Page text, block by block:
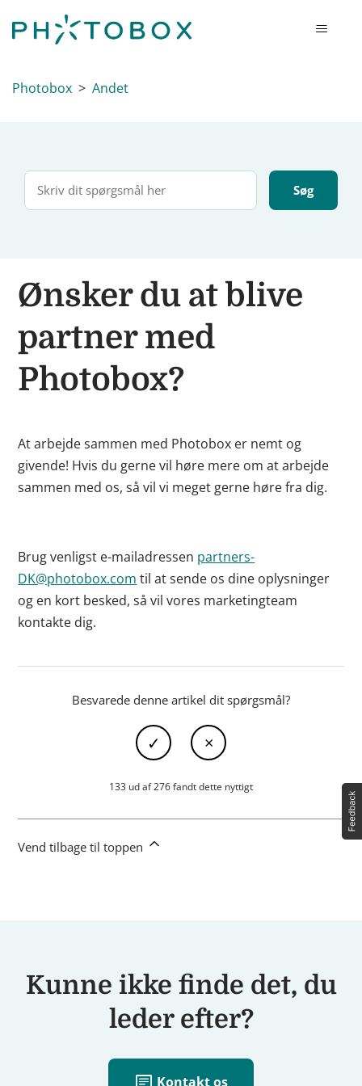
Photobox Andet
Ønsker du at blive
partner med
Photobox?
At arbejde sammen med Photobox er nemt og
givende! Hvis du gerne vil høre mere om at arbejde
sammen med os, så vil vi meget gerne høre fra dig.
Brug venligst e-mailadressen partners-
DK@photobox.com til at sende os dine oplysninger
og en kort besked, så vil vores marketingteam
kontakte dig.
Besvarede denne artikel dit spørgsmål?
133 ud af 276 fandt dette nyttigt
Vend tilbage til toppen
Kunne ikke finde det, du
leder efter?
Kontakt os